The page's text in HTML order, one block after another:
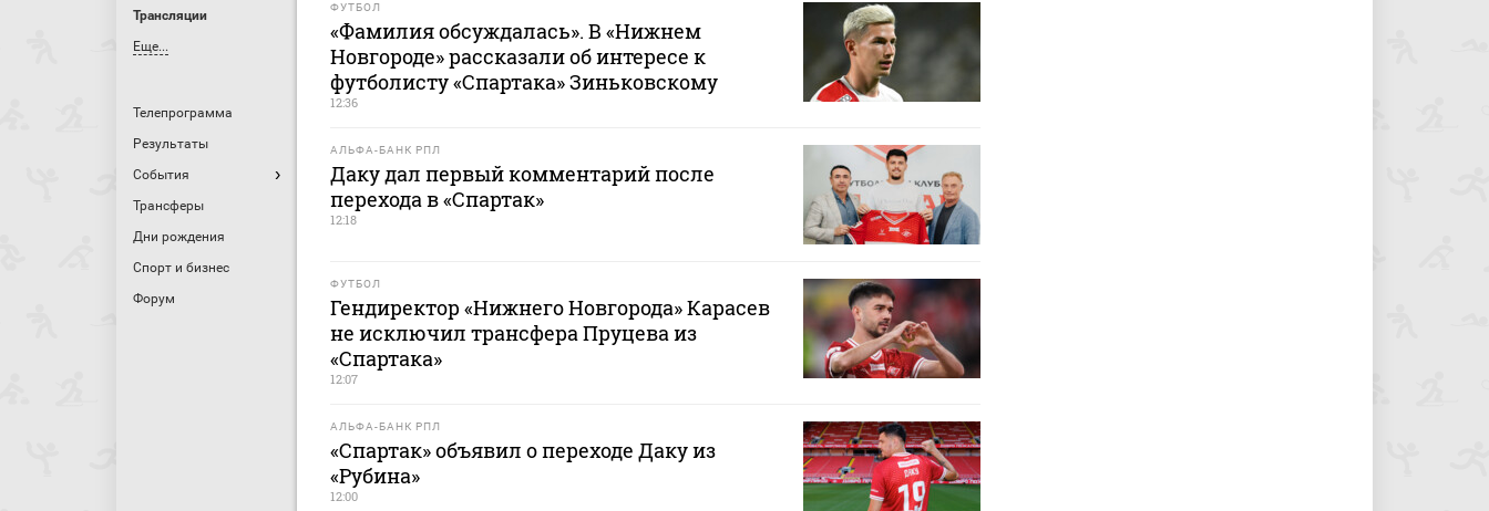
Трансляции
Еще...
Телепрограмма
Результаты
События
Трансферы
Дни рождения
Спорт и бизнес
Форум
ФУТБОЛ
«Фамилия обсуждалась». В «Нижнем
Новгороде» рассказали об интересе к
футболисту «Спартака» Зиньковскому
12:36
АЛЬФА-БАНК РПЛ
Даку дал первый комментарий после
перехода в «Спартак»
12:18
ФУТБОЛ
Гендиректор «Нижнего Новгорода» Карасев
не исключил трансфера Пруцева из
«Спартака»
12:07
АЛЬФА-БАНК РПЛ
«Спартак» объявил о переходе Даку из
«Рубина»
12:00